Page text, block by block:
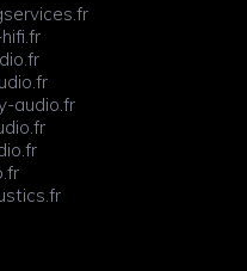
audio.fr